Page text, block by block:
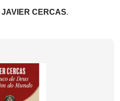
JAVIER CERCAS.